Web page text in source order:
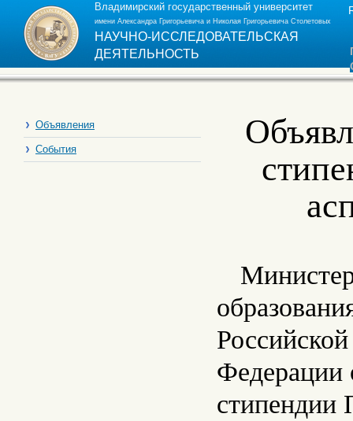
Владимирский государственный университет
имени Александра Григорьевича и Николая Григорьевича Столетовых
НАУЧНО-ИССЛЕДОВАТЕЛЬСКАЯ
ДЕЯТЕЛЬНОСТЬ
Объявления
События
Российской
Федерации
стипендии